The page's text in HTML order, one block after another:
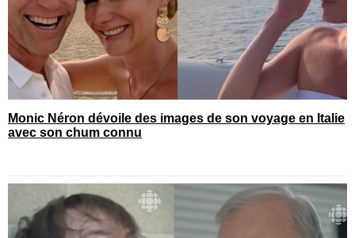
Monic Néron dévoile des images de son voyage en Italie
avec son chum connu